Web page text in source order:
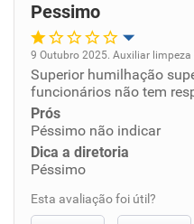
Pessimo
Oportunidade de
Ambiente de trabalho
Conciliação com a vida
Benefícios
9 Outubro 2025. Auxiliar
Superior humilhação
funcionários não tem
Prós
Péssimo não indicar
Dica a diretoria
Péssimo
Esta avaliação foi útil?